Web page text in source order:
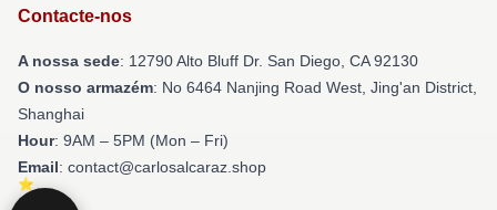
Contacte-nos
A nossa sede: 12790 Alto Bluff Dr. San Diego, CA 92130
O nosso armazém: No 6464 Nanjing Road West, Jing'an District,
Shanghai
Hour: 9AM – 5PM (Mon – Fri)
Email: contact@carlosalcaraz.shop